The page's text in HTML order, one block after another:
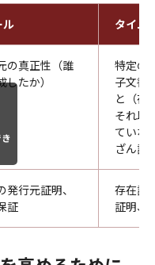
ル タイム
の真正性（誰
したか）
特定の
子文書
と（存
それ以
ていな
ざん証
発行元証明、
証
存在証
証明、